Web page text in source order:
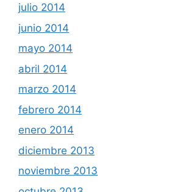
julio 2014
junio 2014
mayo 2014
abril 2014
marzo 2014
febrero 2014
enero 2014
diciembre 2013
noviembre 2013